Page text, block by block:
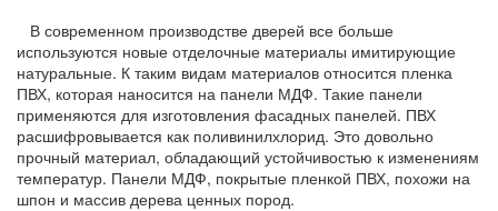
В современном производстве дверей все больше
используются новые отделочные материалы имитирующие
натуральные. К таким видам материалов относится пленка
ПВХ, которая наносится на панели МДФ. Такие панели
применяются для изготовления фасадных панелей. ПВХ
расшифровывается как поливинилхлорид. Это довольно
прочный материал, обладающий устойчивостью к изменениям
температур. Панели МДФ, покрытые пленкой ПВХ, похожи на
шпон и массив дерева ценных пород.